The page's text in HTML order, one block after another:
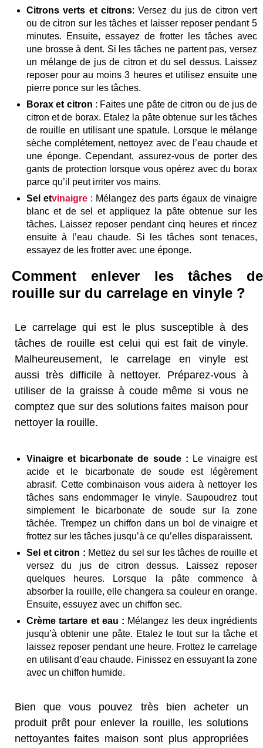
Citrons verts et citrons: Versez du jus de citron vert
ou de citron sur les tâches et laisser reposer pendant 5
minutes. Ensuite, essayez de frotter les tâches avec
une brosse à dent. Si les tâches ne partent pas, versez
un mélange de jus de citron et du sel dessus. Laissez
reposer pour au moins 3 heures et utilisez ensuite une
pierre ponce sur les tâches.
Borax et citron : Faites une pâte de citron ou de jus de
citron et de borax. Etalez la pâte obtenue sur les tâches
de rouille en utilisant une spatule. Lorsque le mélange
sèche complétement, nettoyez avec de l’eau chaude et
une éponge. Cependant, assurez-vous de porter des
gants de protection lorsque vous opérez avec du borax
parce qu’il peut irriter vos mains.
Sel etvinaigre : Mélangez des parts égaux de vinaigre
blanc et de sel et appliquez la pâte obtenue sur les
tâches. Laissez reposer pendant cinq heures et rincez
ensuite à l’eau chaude. Si les tâches sont tenaces,
essayez de les frotter avec une éponge.
Comment enlever les tâches de
rouille sur du carrelage en vinyle ?
Le carrelage qui est le plus susceptible à des
tâches de rouille est celui qui est fait de vinyle.
Malheureusement, le carrelage en vinyle est
aussi très difficile à nettoyer. Préparez-vous à
utiliser de la graisse à coude même si vous ne
comptez que sur des solutions faites maison pour
nettoyer la rouille.
Vinaigre et bicarbonate de soude :
Le vinaigre est
acide et le bicarbonate de soude est légèrement
abrasif. Cette combinaison vous aidera à nettoyer les
tâches sans endommager le vinyle. Saupoudrez tout
simplement le bicarbonate de soude sur la zone
tâchée. Trempez un chiffon dans un bol de vinaigre et
frottez sur les tâches jusqu’à ce qu’elles disparaissent.
Sel et citron : Mettez du sel sur les tâches de rouille et
versez du jus de citron dessus. Laissez reposer
quelques heures. Lorsque la pâte commence à
absorber la rouille, elle changera sa couleur en orange.
Ensuite, essuyez avec un chiffon sec.
Crème tartare et eau : Mélangez les deux ingrédients
jusqu’à obtenir une pâte. Etalez le tout sur la tâche et
laissez reposer pendant une heure. Frottez le carrelage
en utilisant d’eau chaude. Finissez en essuyant la zone
avec un chiffon humide.
Bien que vous pouvez très bien acheter un
produit prêt pour enlever la rouille, les solutions
nettoyantes faites maison sont plus appropriées